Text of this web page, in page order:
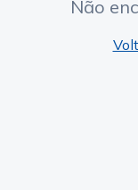
Não